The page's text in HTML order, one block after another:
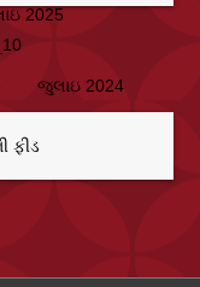
2025
જુલાઇ 2024
ફીડ